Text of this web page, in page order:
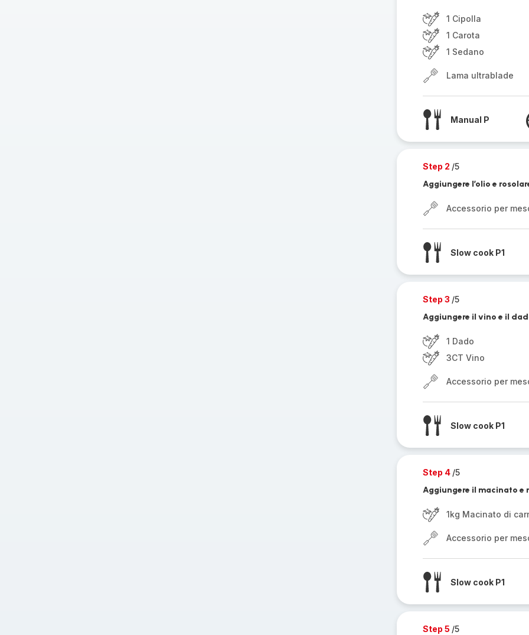
1 Cipolla
1 Carota
1 Sedano
Lama ultrablade
Manual P
Step 2 /5
Aggiungere l’olio e
Accessorio per
Slow cook P1
Step 3 /5
Aggiungere il vino e il
1 Dado
3CT Vino
Accessorio per
Slow cook P1
Step 4 /5
Aggiungere il macinato e
1kg Macinato di
Accessorio per
Slow cook P1
Step 5 /5